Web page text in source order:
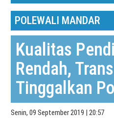
POLEWALI MANDAR
Kualitas
Rendah,
Tinggalkan
Senin, 09 September 2019 | 20:57